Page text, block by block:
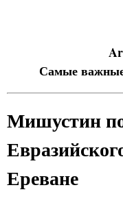
Самые
Мишустин
Ереване